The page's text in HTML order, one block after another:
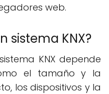
web.
sistema KNX?
KNX depende
el tamaño y la
los dispositivos y la